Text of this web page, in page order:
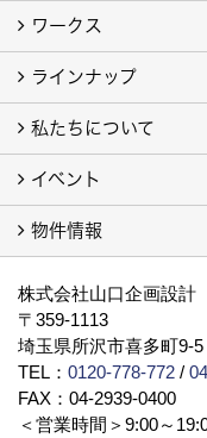
わたしたちの想い
地震や火災に強い家
家族一緒に幸せ、ひ
しあわせ住まいLABO
ワークス
お客様の声
注文住宅フォトギャ
建売住宅フォトギャ
旧 注文住宅 施工事
ラインナップ
私たちの家
ラビングホームの家
例えば ピアノが思い
私たちについて
会社案内
代表挨拶
スタッフブログ
ISO9001
トピックス
事業所／店舗／モデ
プライバシーポリシー
YouTube チャンネル
提携している法律事
イベント
イベント予告
イベント報告
物件情報
株式会社山口企画設計
〒359-1113
埼玉県所沢市喜多町9-
TEL： 0120-778-772 /
FAX：04-2939-0400
＜営業時間＞9:00～